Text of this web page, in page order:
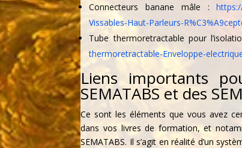
Connecteurs banane mâle :
Vissables-Haut-Parleurs-
Tube thermoretractable pour
thermoretractable-Enveloppe-
Liens importants
SEMATABS et des
Ce sont les éléments que vous avez
dans vos livres de formation, et
SEMATABS. Il s’agit en réalité d’un